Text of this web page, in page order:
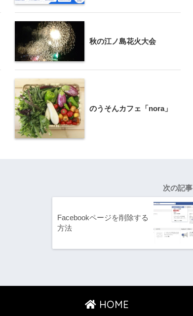
秋の江ノ島花火大会
のうそんカフェ「nora」
次の記事
Facebookページを削除する
方法
HOME